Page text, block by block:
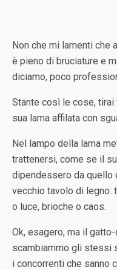
Non che mi lamenti che
è pieno di bruciature e
diciamo, poco
Stante così le cose,
sua lama affilata con
Nel lampo della lama
trattenersi, come se il
dipendessero da quello
vecchio tavolo di legno:
o luce, brioche o caos.
Ok, esagero, ma il
scambiammo gli stessi
i concorrenti che sanno